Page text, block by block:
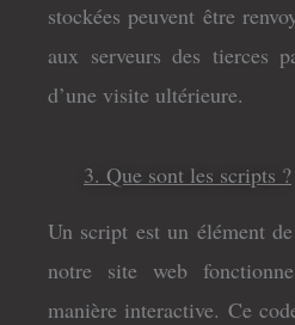
stockées peuvent être
aux serveurs des tierces
d’une visite ultérieure.
3. Que sont les scripts ?
Un script est un élément
notre site web
manière interactive. Ce